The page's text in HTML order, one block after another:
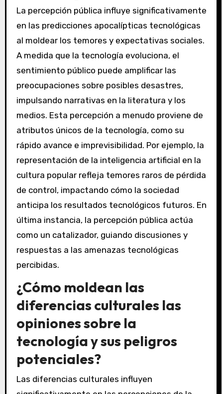
La percepción pública influye significativamente
en las predicciones apocalípticas tecnológicas
al moldear los temores y expectativas sociales.
A medida que la tecnología evoluciona, el
sentimiento público puede amplificar las
preocupaciones sobre posibles desastres,
impulsando narrativas en la literatura y los
medios. Esta percepción a menudo proviene de
atributos únicos de la tecnología, como su
rápido avance e imprevisibilidad. Por ejemplo, la
representación de la inteligencia artificial en la
cultura popular refleja temores raros de pérdida
de control, impactando cómo la sociedad
anticipa los resultados tecnológicos futuros. En
última instancia, la percepción pública actúa
como un catalizador, guiando discusiones y
respuestas a las amenazas tecnológicas
percibidas.
¿Cómo moldean las
diferencias culturales las
opiniones sobre la
tecnología y sus peligros
potenciales?
Las diferencias culturales influyen